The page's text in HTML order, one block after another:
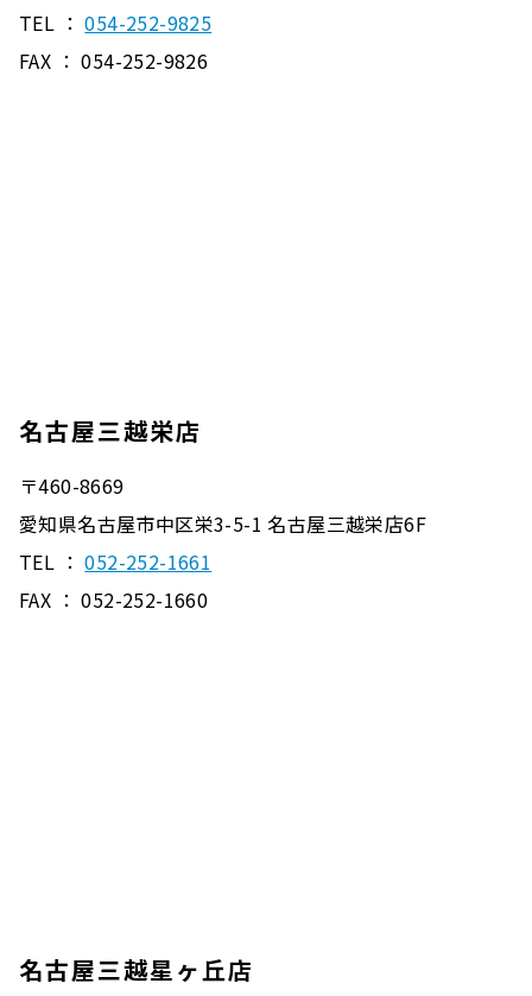
TEL ：054-252-9825
FAX ： 054-252-9826
名古屋三越栄店
〒460-8669
愛知県名古屋市中区栄3-5-1 名古屋三越栄店6F
TEL ：052-252-1661
FAX ： 052-252-1660
名古屋三越星ヶ丘店